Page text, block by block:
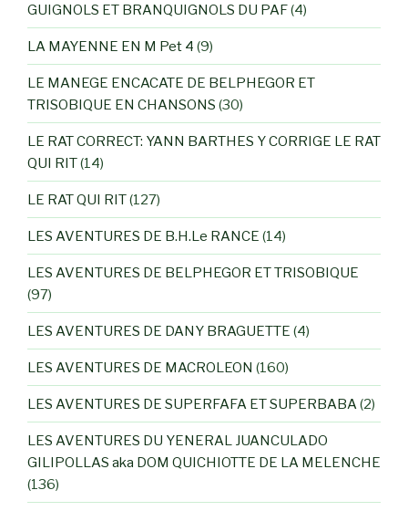
GUIGNOLS ET BRANQUIGNOLS DU PAF(4)
LA MAYENNE EN M Pet 4 (9)
LE MANEGE ENCACATE DE BELPHEGOR ET
TRISOBIQUE EN CHANSONS (30)
LE RAT CORRECT: YANN BARTHES Y CORRIGE LE RAT
QUI RIT(14)
LE RAT QUI RIT(127)
LES AVENTURES DE B.H.Le RANCE (14)
LES AVENTURES DE BELPHEGOR ET TRISOBIQUE
(97)
LES AVENTURES DE DANY BRAGUETTE (4)
LES AVENTURES DE MACROLEON (160)
LES AVENTURES DE SUPERFAFA ET SUPERBABA (2)
LES AVENTURES DU YENERAL JUANCULADO
GILIPOLLAS aka DOM QUICHIOTTE DE LA MELENCHE
(136)